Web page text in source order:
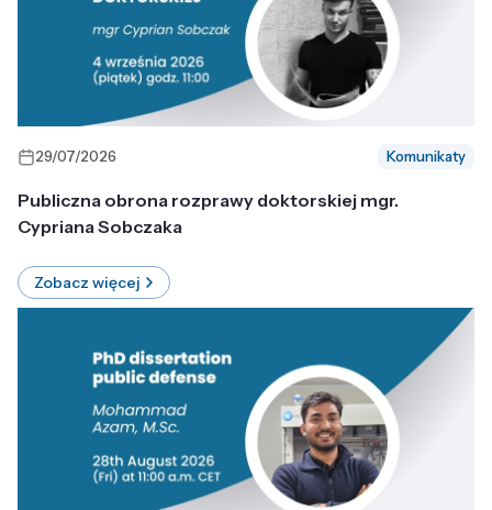
29/07/2026 Komunikaty
Publiczna obrona rozprawy doktorskiej mgr.
Cypriana Sobczaka
Zobacz więcej